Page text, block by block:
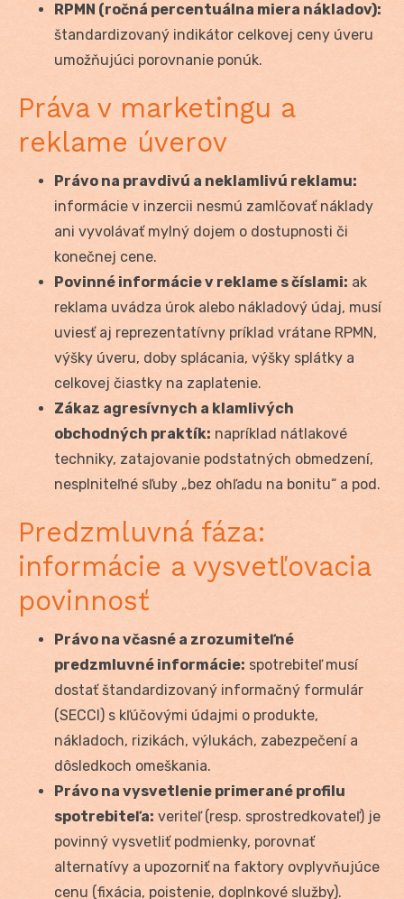
RPMN (ročná percentuálna miera nákladov):
štandardizovaný indikátor celkovej ceny úveru
umožňujúci porovnanie ponúk.
Práva v marketingu a
reklame úverov
Právo na pravdivú a neklamlivú reklamu:
informácie v inzercii nesmú zamlčovať náklady
ani vyvolávať mylný dojem o dostupnosti či
konečnej cene.
Povinné informácie v reklame s číslami: ak
reklama uvádza úrok alebo nákladový údaj, musí
uviesť aj reprezentatívny príklad vrátane RPMN,
výšky úveru, doby splácania, výšky splátky a
celkovej čiastky na zaplatenie.
Zákaz agresívnych a klamlivých
obchodných praktík: napríklad nátlakové
techniky, zatajovanie podstatných obmedzení,
nesplniteľné sľuby „bez ohľadu na bonitu“ a pod.
Predzmluvná fáza:
informácie a vysvetľovacia
povinnosť
Právo na včasné a zrozumiteľné
predzmluvné informácie: spotrebiteľ musí
dostať štandardizovaný informačný formulár
(SECCI) s kľúčovými údajmi o produkte,
nákladoch, rizikách, výlukách, zabezpečení a
dôsledkoch omeškania.
Právo na vysvetlenie primerané profilu
spotrebiteľa: veriteľ (resp. sprostredkovateľ) je
povinný vysvetliť podmienky, porovnať
alternatívy a upozorniť na faktory ovplyvňujúce
cenu (fixácia, poistenie, doplnkové služby).